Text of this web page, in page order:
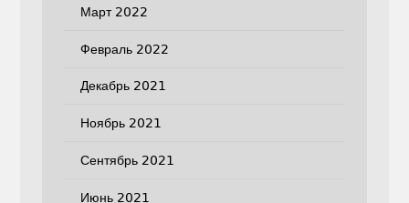
Март 2022
Февраль 2022
Декабрь 2021
Ноябрь 2021
Сентябрь 2021
Июнь 2021